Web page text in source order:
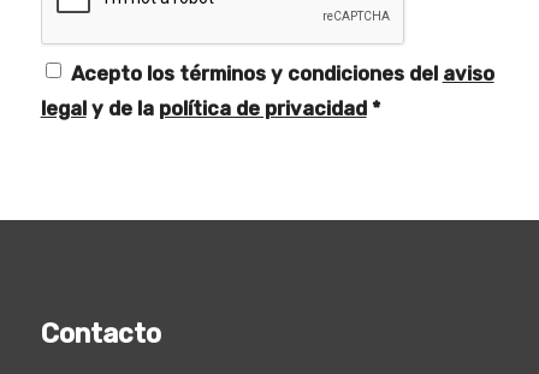
Acepto los términos y condiciones del aviso
legaly de la política de privacidad *
Contacto